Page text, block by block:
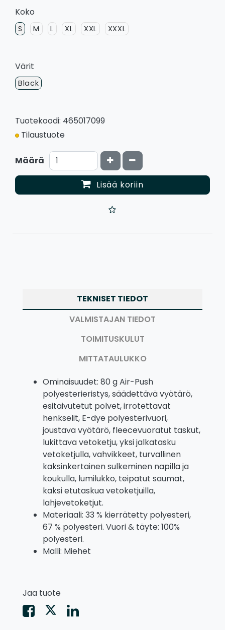
Koko
S M L XL XXL XXXL
Värit
Black
Tuotekoodi: 465017099
Tilaustuote
Määrä Kasvata määrää
Vähennä määrää
Lisää koriin
TEKNISET TIEDOT
VALMISTAJAN TIEDOT
TOIMITUSKULUT
MITTATAULUKKO
Ominaisuudet: 80 g Air-Push
polyesterieristys, säädettävä vyötärö,
esitaivutetut polvet, irrotettavat
henkselit, E-dye polyesterivuori,
joustava vyötärö, fleecevuoratut taskut,
lukittava vetoketju, yksi jalkatasku
vetoketjulla, vahvikkeet, turvallinen
kaksinkertainen sulkeminen napilla ja
koukulla, lumilukko, teipatut saumat,
kaksi etutaskua vetoketjuilla,
lahjevetoketjut.
Materiaali: 33 % kierrätetty polyesteri,
67 % polyesteri. Vuori & täyte: 100%
polyesteri.
Malli: Miehet
Jaa tuote